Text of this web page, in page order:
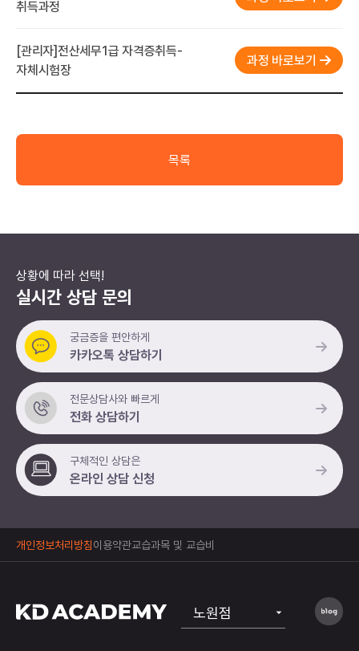
취득과정
[관리자]전산세무1급 자격증취득-
자체시험장
과정 바로보기
목록
상황에 따라 선택!
실시간 상담 문의
궁금증을 편안하게
카카오톡 상담하기
전문상담사와 빠르게
전화 상담하기
구체적인 상담은
온라인 상담 신청
개인정보처리방침이용약관교습과목 및 교습비
노원점